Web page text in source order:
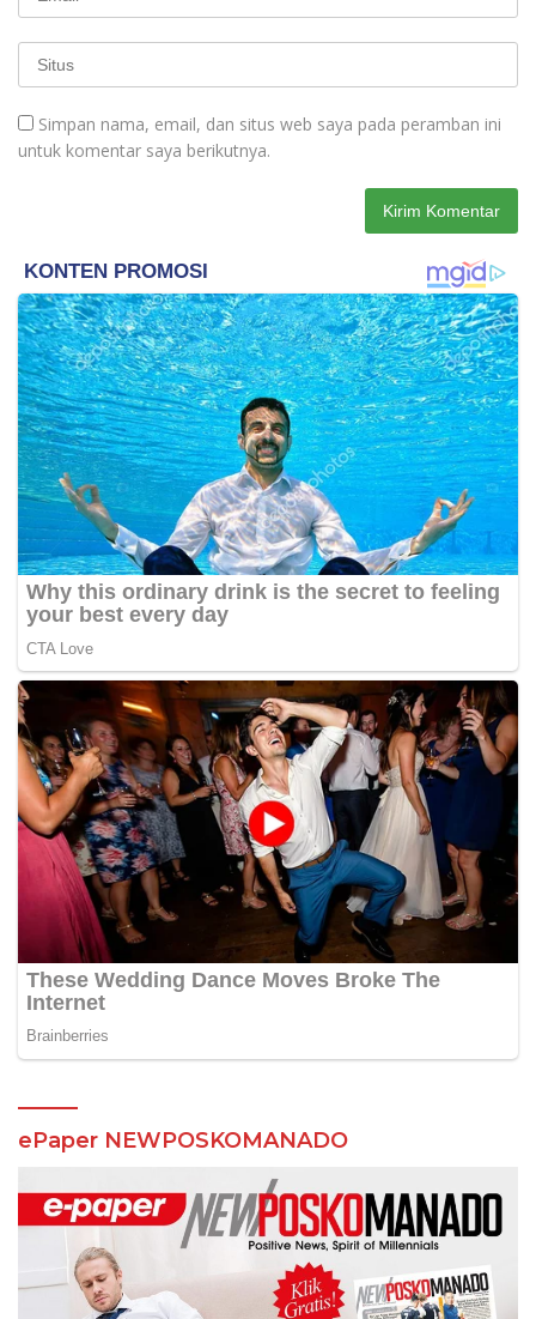
Simpan nama, email, dan situs web saya pada peramban ini
untuk komentar saya berikutnya.
ePaper NEWPOSKOMANADO